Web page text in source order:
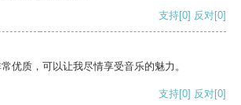
支持[0] 反对[0]
优质，可以让我尽情享受音乐的魅力。
支持[0] 反对[0]